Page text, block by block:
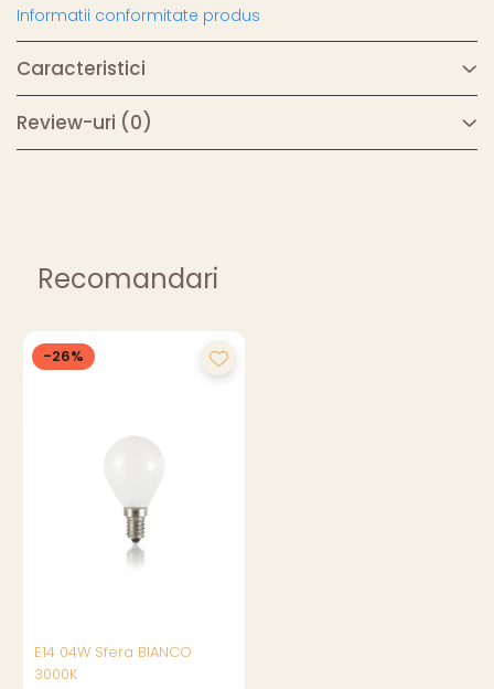
Informatii conformitate produs
Caracteristici
Review-uri (0)
Recomandari
-26%
E14 04W Sfera BIANCO
3000K